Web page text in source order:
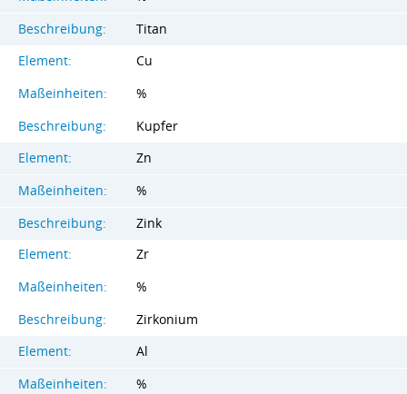
Beschreibung:
Titan
Element:
Cu
Maßeinheiten:
%
Beschreibung:
Kupfer
Element:
Zn
Maßeinheiten:
%
Beschreibung:
Zink
Element:
Zr
Maßeinheiten:
%
Beschreibung:
Zirkonium
Element:
Al
Maßeinheiten:
%